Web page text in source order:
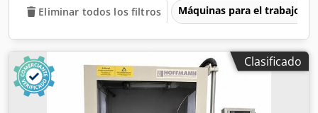
Eliminar todos los filtros Máquinas para el trabajo
Clasificado